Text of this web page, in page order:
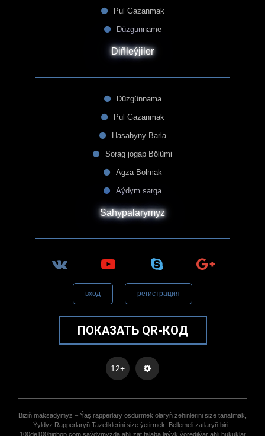
Pul Gazanmak
Düzgunname
Diñleýjiler
Düzgünnama
Pul Gazanmak
Hasabyny Barla
Sorag jogap Bölümi
Agza Bolmak
Aýdym sarga
Sahypalarymyz
вход регистрация
ПОКАЗАТЬ QR-КОД
12+
Biziñ maksadymyz – Ýaş rapperlary ösdürmek olaryñ zehinlerini size tanatmak,
Ýyldyz Rapperlaryñ Tazeliklerini size ýetirmek. Bellemeli zatlaryñ biri -
100de100hiphop.com saýdymyzda ähli zat talaba laýyk ýöredilýär ähli hukuklar